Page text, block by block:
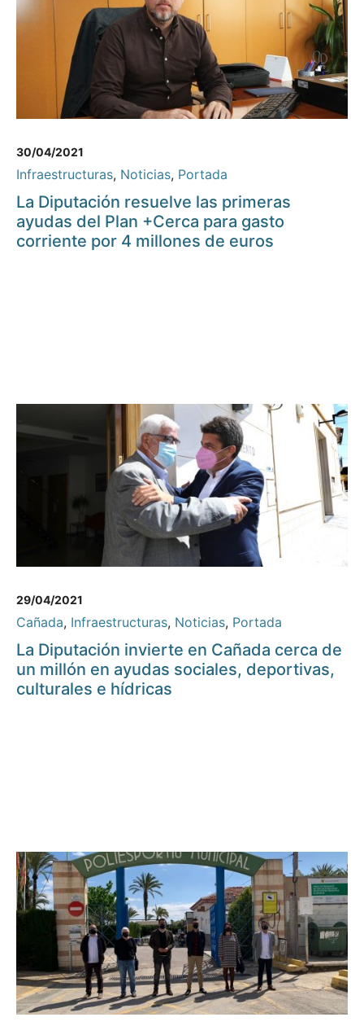
30/04/2021
Infraestructuras, Noticias, Portada
La Diputación resuelve las primeras
ayudas del Plan +Cerca para gasto
corriente por 4 millones de euros
29/04/2021
Cañada, Infraestructuras, Noticias, Portada
La Diputación invierte en Cañada cerca de
un millón en ayudas sociales, deportivas,
culturales e hídricas